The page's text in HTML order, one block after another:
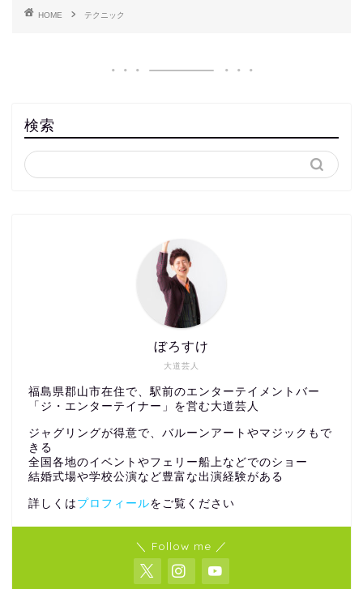
HOME テクニック
検索
大道芸人
ぼろすけ
福島県郡山市在住で、駅前のエンターテイメントバー
「ジ・エンターテイナー」を営む大道芸人
ジャグリングが得意で、バルーンアートやマジックもで
きる
全国各地のイベントやフェリー船上などでのショー
結婚式場や学校公演など豊富な出演経験がある
詳しくは プロフィールをご覧ください
＼ Follow me ／